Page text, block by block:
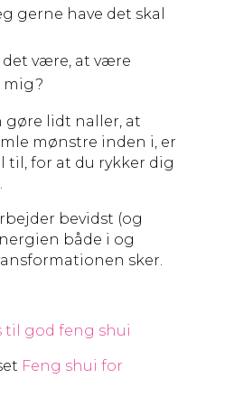
gerne have det skal
det være, at være
mig?
gøre lidt naller, at
mønstre inden i, er
til, for at du rykker dig
bevidst (og
både i og
sker.
til god feng shui
Feng shui for